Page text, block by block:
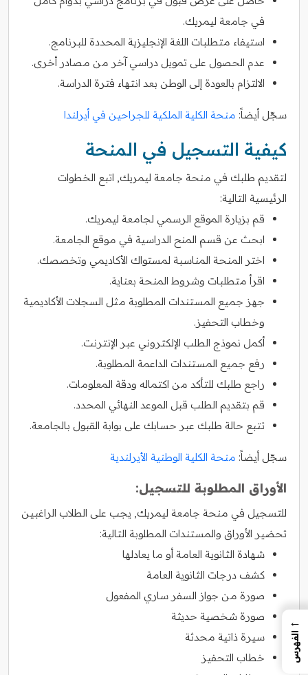
في جامعة ليمريك.
استيفاء متطلبات اللغة الإنجليزية المحددة للبرنامج.
عدم الحصول على تمويل دراسي آخر من مصادر أخرى.
الالتزام بالعودة إلى الوطن بعد انتهاء فترة الدراسة.
سجّل أيضاً: منحة الكلية الملكية للجراحين في أيرلندا
كيفية التسجيل في المنحة
لتقديم طلبك في منحة جامعة ليمريك, اتبع الخطوات
الرئيسية التالية:
قم بزيارة الموقع الرسمي لجامعة ليمريك.
ابحث عن قسم المنح الدراسية في موقع الجامعة.
اختر المنحة المناسبة لمستواك الأكاديمي وتخصصك.
اقرأ متطلبات وشروط المنحة بعناية.
جهز جميع المستندات المطلوبة مثل السجلات الأكاديمية
وخطاب التحفيز.
أكمل نموذج الطلب الإلكتروني عبر الإنترنت.
رفع جميع المستندات الداعمة المطلوبة.
راجع طلبك للتأكد من اكتماله ودقة المعلومات.
قم بتقديم الطلب قبل الموعد النهائي المحدد.
تتبع حالة طلبك عبر حسابك على بوابة القبول بالجامعة.
سجّل أيضاً: منحة الكلية الوطنية الأيرلندية
الأوراق المطلوبة للتسجيل:
للتسجيل في منحة جامعة ليمريك, يجب على الطلاب الراغبين
تحضير الأوراق والمستندات المطلوبة التالية:
شهادة الثانوية العامة أو ما يعادلها
كشف درجات الثانوية العامة
صورة من جواز السفر ساري المفعول
صورة شخصية حديثة
سيرة ذاتية محدثة
خطاب التحفيز
←
الفهرس